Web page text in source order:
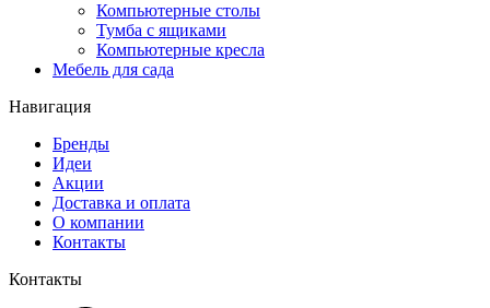
Компьютерные столы
Тумба с ящиками
Компьютерные кресла
Мебель для сада
Навигация
Бренды
Идеи
Акции
Доставка и оплата
О компании
Контакты
Контакты